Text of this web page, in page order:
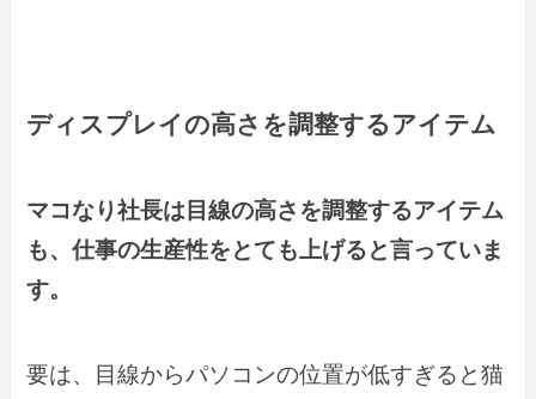
ディスプレイの高さを調整するアイテム
マコなり社長は目線の高さを調整するアイテム
も、仕事の生産性をとても上げると言っていま
す。
要は、目線からパソコンの位置が低すぎると猫